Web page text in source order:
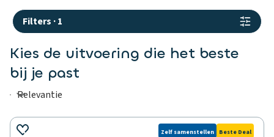
Filters ·1
Kies de uitvoering die het beste
bij je past
Zelf samenstellen Beste Deal